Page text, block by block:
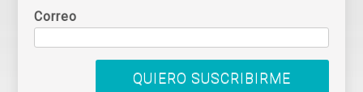
Correo